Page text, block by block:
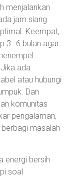
menjalankan
jam siang
Keempat,
3–6 bulan agar
ada
atau hubungi
Dan
komunitas
pengalaman,
masalah
energi bersih
soal